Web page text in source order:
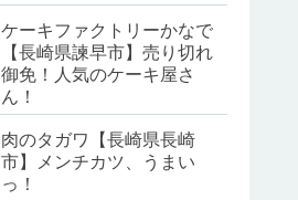
ケーキファクトリーかなで
【長崎県諫早市】売り切れ
御免！人気のケーキ屋さ
ん！
肉のタガワ【長崎県長崎
市】メンチカツ、うまい
っ！